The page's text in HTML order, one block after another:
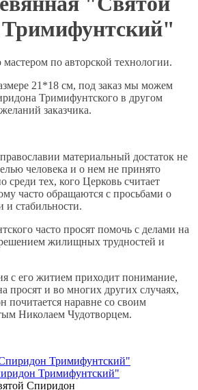
по авторской технологии.
21*18 см, под заказ мы можем
Тримифунтского в другом
заказчика.
материальный достаток не
человека и о нем не принято
среди тех, кого Церковь считает
часто обращаются с просьбами о
стабильности.
часто просят помочь с делами на
жилищных трудностей и
с его житием приходит понимание,
просят и во многих других случаях,
почитается наравне со своим
Николаем Чудотворцем.
Тримифунтский"
Спиридон